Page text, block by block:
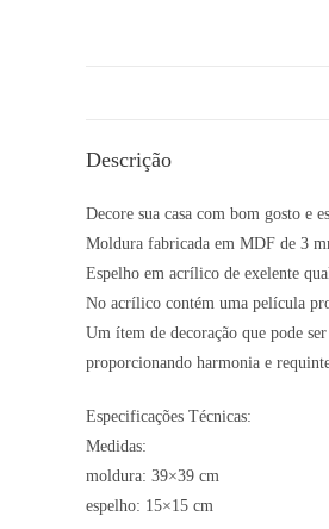
Descrição
Decore sua casa com bom gosto e
Moldura fabricada em MDF de 3
Espelho em acrílico de exelente
No acrílico contém uma película
Um ítem de decoração que pode
proporcionando harmonia e
Especificações Técnicas:
Medidas:
moldura: 39×39 cm
espelho: 15×15 cm